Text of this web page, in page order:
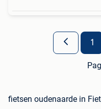
1
fietsen oudenaarde in